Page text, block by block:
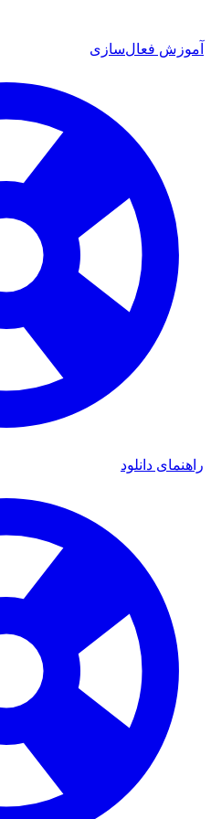
فعال‌سازی
دانلود